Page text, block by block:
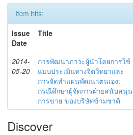
Item hits:
Issue
Date
Title
2014-
05-20
การพัฒนาภาวะผู้นำโดยการใช้
แบบประเมินทางจิตวิทยาและ
การจัดทำแผนพัฒนาตนเอง:
กรณีศึกษาผู้จัดการฝ่ายสนับสนุน
การขาย ของบริษัทข้ามชาติ
Discover